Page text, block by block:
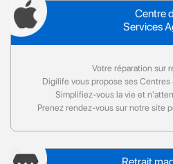
Centre
Services
Votre réparation sur
Digilife vous propose ses
Simplifiez-vous la vie et
Prenez rendez-vous sur notre site